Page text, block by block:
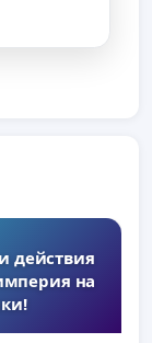
действия
на